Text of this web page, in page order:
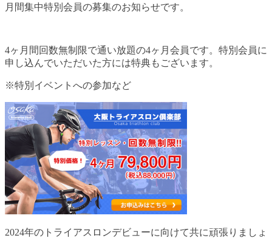
月間集中特別会員の募集のお知らせです。
4ヶ月間回数無制限で通い放題の4ヶ月会員です。特別会員に
申し込んでいただいた方には特典もございます。
※特別イベントへの参加など
2024年のトライアスロンデビューに向けて共に頑張りましょ